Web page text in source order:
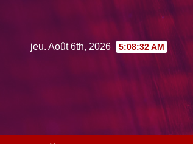
jeu. Août 6th, 2026 5:08:33 AM